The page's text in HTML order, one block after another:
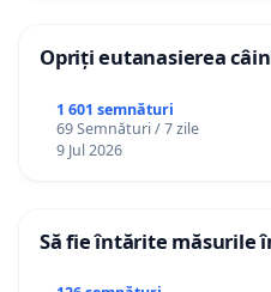
Opriți eutanasierea
1 601 semnături
69 Semnături / 7 zile
9 Jul 2026
Să fie întărite măsurile